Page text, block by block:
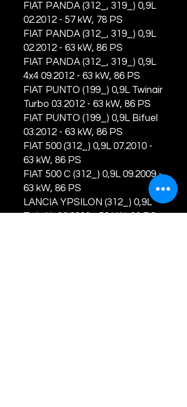
FIAT PANDA (312_, 319_) 0,9L
02.2012 - 57 kW, 78 PS
FIAT PANDA (312_, 319_) 0,9L
02.2012 - 63 kW, 86 PS
FIAT PANDA (312_, 319_) 0,9L
4x4 09.2012 - 63 kW, 86 PS
FIAT PUNTO (199_) 0,9L Twinair
Turbo 03.2012 - 63 kW, 86 PS
FIAT PUNTO (199_) 0,9L Bifuel
03.2012 - 63 kW, 86 PS
FIAT 500 (312_) 0,9L 07.2010 -
63 kW, 86 PS
FIAT 500 C (312_) 0,9L 09.2009 -
63 kW, 86 PS
LANCIA YPSILON (312_) 0,9L
TwinAir 12.2013 - 59 kW, 80 PS